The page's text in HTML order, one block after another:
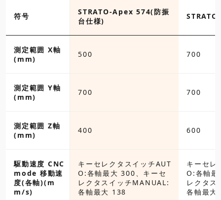
符号
Apex 574(設置
STRATO-Apex 574(防振
台仕様)
測定範囲 X軸
(mm)
500 700
測定範囲 Y軸
(mm)
700 700
測定範囲 Z軸
(mm)
400 600
駆動速度 CNC
mode 移動速
度(各軸)(m
m/s)
タスイッチAUT
300、キーセ
ッチMANUAL:
138
キーセレクタスイッチAUT
O:各軸最大 300、キーセ
レクタスイッチMANUAL:
各軸最大 138
キーセレ
O:各軸
レクタ
各軸最大